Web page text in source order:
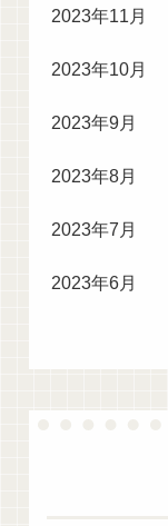
2023年11月
2023年10月
2023年9月
2023年8月
2023年7月
2023年6月